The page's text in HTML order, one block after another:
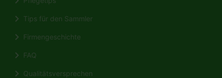
Tips für den Sammler
Firmengeschichte
FAQ
Qualitätsversprechen